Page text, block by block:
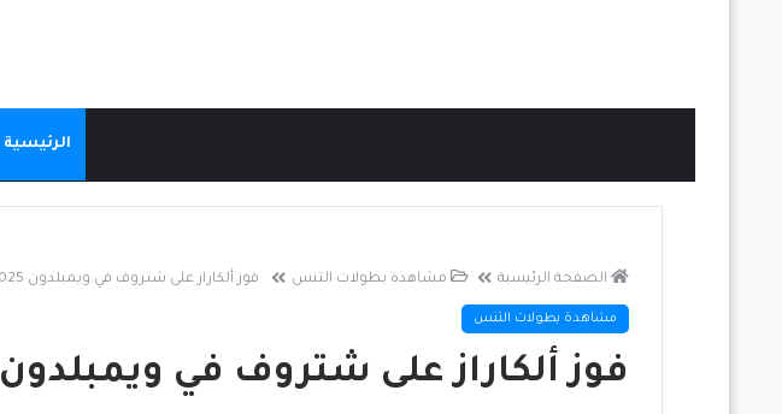
الرئيسية
الصفحة الرئيسية مشاهدة بطولات التنس فوز ألكاراز على شتروف في ويمبلدون 2025
مشاهدة بطولات التنس
فوز ألكاراز على شتروف في ويمبلدون 2025